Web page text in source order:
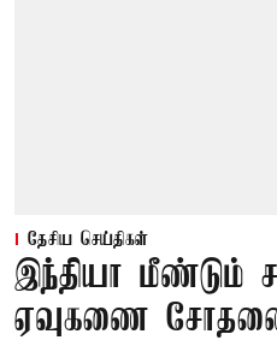
தேசிய செய்திகள்
இந்தியா மீண்டும்
ஏவுகணை